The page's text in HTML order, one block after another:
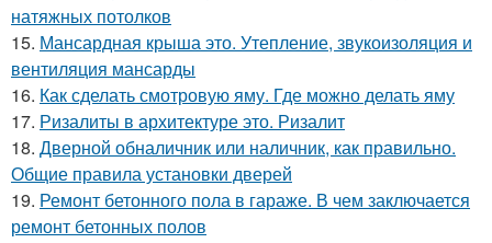
натяжных потолков
15. Мансардная крыша это. Утепление, звукоизоляция и
вентиляция мансарды
16. Как сделать смотровую яму. Где можно делать яму
17. Ризалиты в архитектуре это. Ризалит
18. Дверной обналичник или наличник, как правильно.
Общие правила установки дверей
19. Ремонт бетонного пола в гараже. В чем заключается
ремонт бетонных полов